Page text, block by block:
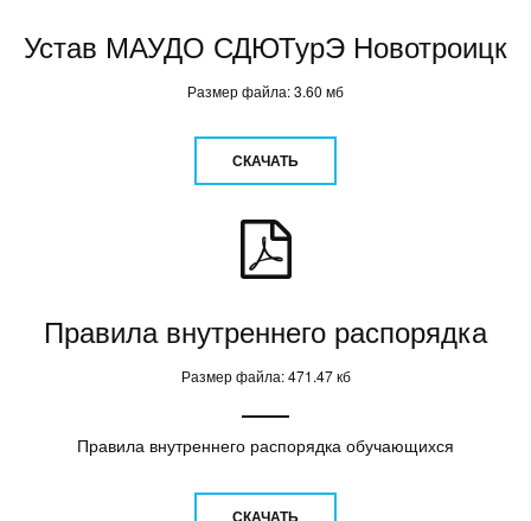
Устав МАУДО СДЮТурЭ Новотроицк
Размер файла: 3.60 мб
СКАЧАТЬ
Правила внутреннего распорядка
Размер файла: 471.47 кб
Правила внутреннего распорядка обучающихся
СКАЧАТЬ